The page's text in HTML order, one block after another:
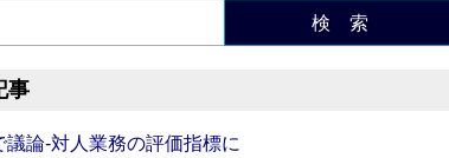
検 索
事
論‐対人業務の評価指標に